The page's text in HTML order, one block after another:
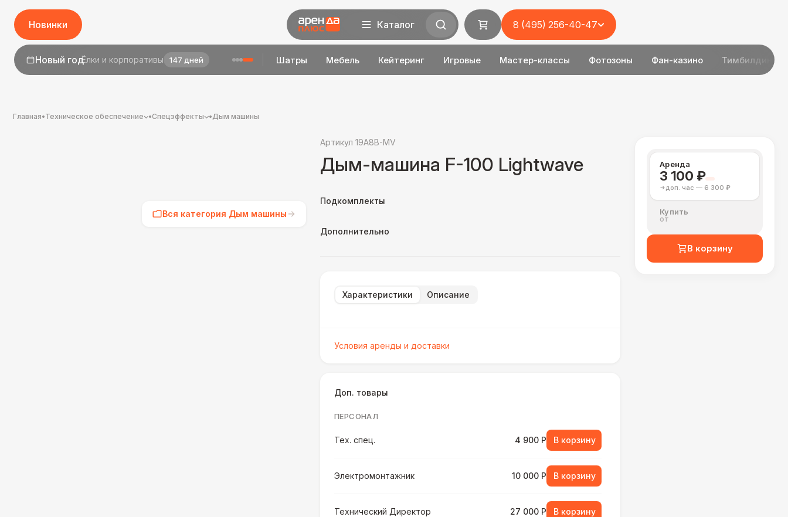
Новинки
1 сентябряДень знаний 25 дней Шатры Мебель Кейтеринг Игровые Мастер-классы Фотозоны Фан-казино Тимбилдинг
Каталог 8 (495) 256-40-47
Главная•Техническое обеспечение •Спецэффекты •Дым машины
Вся категория Дым машины
Артикул 19A8B-MV
Дым-машина F-100 Lightwave
Подкомплекты
Дополнительно
Характеристики Описание
Условия аренды и доставки
Доп. товары
ПЕРСОНАЛ
Тех. спец. 4 900 Р В корзину
Электромонтажник 10 000 Р В корзину
Технический Директор 27 000 Р В корзину
Аренда
3 100 ₽
доп. час — 6 300 ₽
Купить
от
В корзину